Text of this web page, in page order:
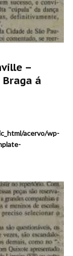
–
á
acervo/wp-